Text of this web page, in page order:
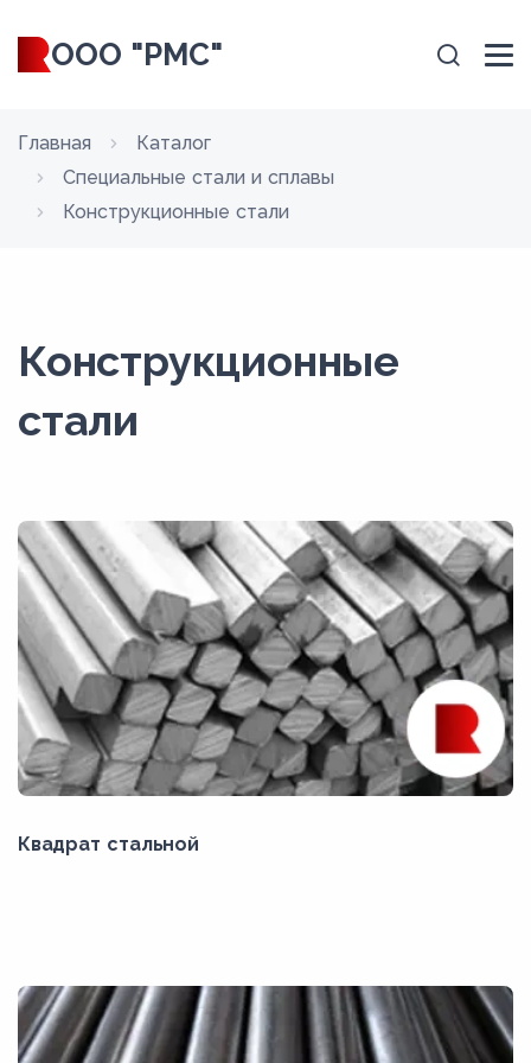
ООО "РМС"
Главная
Каталог
Специальные стали и сплавы
Конструкционные стали
Конструкционные
стали
Квадрат стальной